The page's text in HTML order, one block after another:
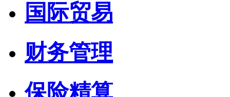
国际贸易
财务管理